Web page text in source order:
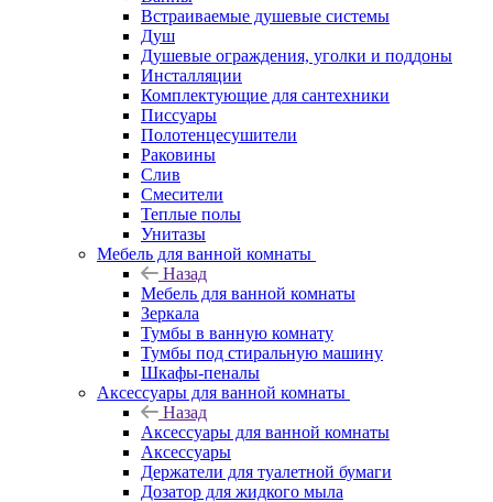
Встраиваемые душевые системы
Душ
Душевые ограждения, уголки и поддоны
Инсталляции
Комплектующие для сантехники
Писсуары
Полотенцесушители
Раковины
Слив
Смесители
Теплые полы
Унитазы
Мебель для ванной комнаты
Назад
Мебель для ванной комнаты
Зеркала
Тумбы в ванную комнату
Тумбы под стиральную машину
Шкафы-пеналы
Аксессуары для ванной комнаты
Назад
Аксессуары для ванной комнаты
Аксессуары
Держатели для туалетной бумаги
Дозатор для жидкого мыла